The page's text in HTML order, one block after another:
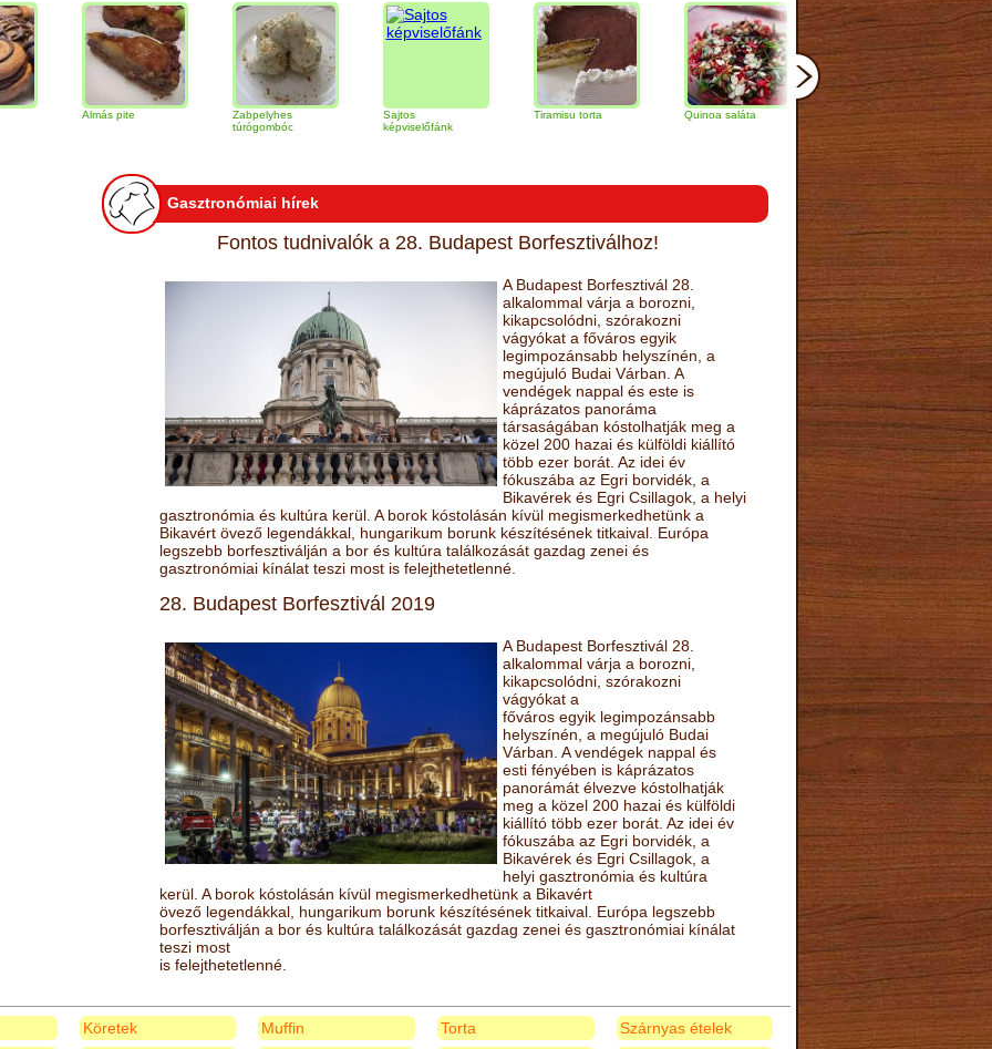
Zabpelyhes
túrógombóc
képviselőfánk
Tiramisu torta Quinoa saláta Mandulás kifli
Csokoládés-
narancs
Gasztronómiai hírek
Fontos tudnivalók a 28. Budapest Borfesztiválhoz!
A Budapest Borfesztivál 28.
alkalommal várja a borozni,
kikapcsolódni, szórakozni
vágyókat a főváros egyik
legimpozánsabb helyszínén, a
megújuló Budai Várban. A
vendégek nappal és este is
káprázatos panoráma
társaságában kóstolhatják meg a
közel 200 hazai és külföldi kiállító
több ezer borát. Az idei év
fókuszába az Egri borvidék, a
Bikavérek és Egri Csillagok, a helyi
gasztronómia és kultúra kerül. A borok kóstolásán kívül megismerkedhetünk a
Bikavért övező legendákkal, hungarikum borunk készítésének titkaival. Európa
legszebb borfesztiválján a bor és kultúra találkozását gazdag zenei és
gasztronómiai kínálat teszi most is felejthetetlenné.
28. Budapest Borfesztivál 2019
A Budapest Borfesztivál 28.
alkalommal várja a borozni,
kikapcsolódni, szórakozni
vágyókat a
főváros egyik legimpozánsabb
helyszínén, a megújuló Budai
Várban. A vendégek nappal és
esti fényében is káprázatos
panorámát élvezve kóstolhatják
meg a közel 200 hazai és külföldi
kiállító több ezer borát. Az idei év
fókuszába az Egri borvidék, a
Bikavérek és Egri Csillagok, a
helyi gasztronómia és kultúra
kerül. A borok kóstolásán kívül megismerkedhetünk a Bikavért
övező legendákkal, hungarikum borunk készítésének titkaival. Európa legszebb
borfesztiválján a bor és kultúra találkozását gazdag zenei és gasztronómiai kínálat
teszi most
is felejthetetlenné.
Köretek Muffin Torta Szárnyas ételek